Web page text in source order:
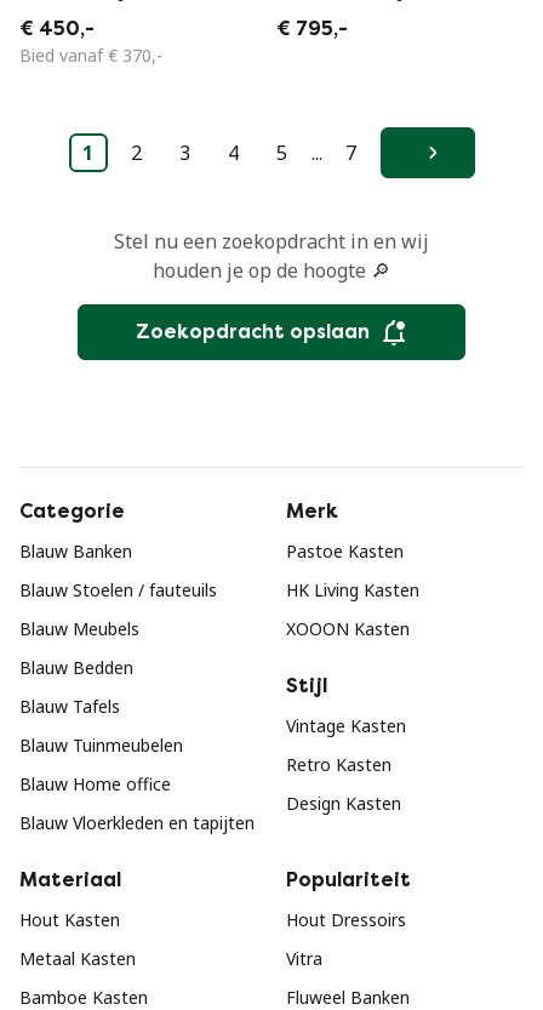
grey auping
€ 450,-
Bied vanaf € 370,-
1950
€ 795,-
1 2 3 4 5 ... 7 Volgende
Stel nu een zoekopdracht in en wij
houden je op de hoogte 🔎
Zoekopdracht opslaan
Categorie
Blauw Banken
Blauw Stoelen / fauteuils
Blauw Meubels
Blauw Bedden
Blauw Tafels
Blauw Tuinmeubelen
Blauw Home office
Blauw Vloerkleden en tapijten
Merk
Pastoe Kasten
HK Living Kasten
XOOON Kasten
Stijl
Vintage Kasten
Retro Kasten
Design Kasten
Materiaal
Hout Kasten
Metaal Kasten
Bamboe Kasten
Populariteit
Hout Dressoirs
Vitra
Fluweel Banken